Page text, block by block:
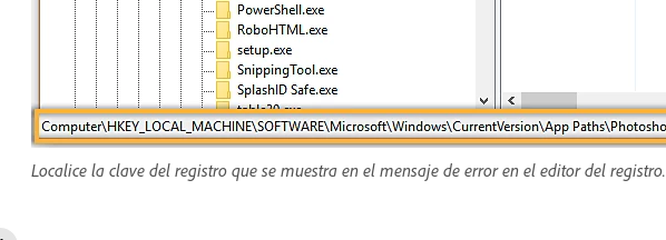
Localice la clave del registro que se muestra en el mensaje de error en el editor del registro.